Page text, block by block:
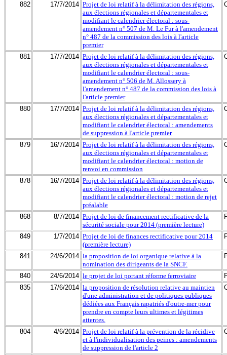
882 17/7/2014 Projet de loi relatif à la délimitation des régions,
aux élections régionales et départementales et
modifiant le calendrier électoral : sous-
amendement n° 507 de M. Le Fur à l'amendement
n° 487 de la commission des lois à l'article
premier
881 17/7/2014 Projet de loi relatif à la délimitation des régions,
aux élections régionales et départementales et
modifiant le calendrier électoral : sous-
amendement n° 506 de M. Allossery à
l'amendement n° 487 de la commission des lois à
l'article premier
880 17/7/2014 Projet de loi relatif à la délimitation des régions,
aux élections régionales et départementales et
modifiant le calendrier électoral : amendements
de suppression à l'article premier
879 16/7/2014 Projet de loi relatif à la délimitation des régions,
aux élections régionales et départementales et
modifiant le calendrier électoral : motion de
renvoi en commission
878 16/7/2014 Projet de loi relatif à la délimitation des régions,
aux élections régionales et départementales et
modifiant le calendrier électoral : motion de rejet
préalable
868 8/7/2014 Projet de loi de financement rectificative de la
sécurité sociale pour 2014 (première lecture)
849 1/7/2014 Projet de loi de finances rectificative pour 2014
(première lecture)
841 24/6/2014 la proposition de loi organique relative à la
nomination des dirigeants de la SNCF.
840 24/6/2014 le projet de loi portant réforme ferroviaire
835
17/6/2014 la proposition de résolution relative au maintien
d'une administration et de politiques publiques
dédiées aux Français rapatriés d'outre-mer pour
prendre en compte leurs ultimes et légitimes
attentes.
804 4/6/2014 Projet de loi relatif à la prévention de la récidive
et à l'individualisation des peines : amendements
de suppression de l'article 2